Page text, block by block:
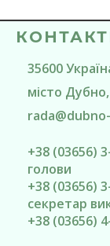
35600
місто Дубно
rada@
+38 (03656)
голови
+38 (03656)
секретар
+38 (03656)